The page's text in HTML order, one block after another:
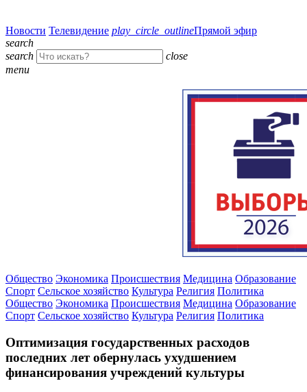
Новости Телевидение play_circle_outlineПрямой эфир
search
search
close
menu
Общество Экономика Происшествия Медицина Образование
Спорт Сельское хозяйство Культура Религия Политика
Общество Экономика Происшествия Медицина Образование
Спорт Сельское хозяйство Культура Религия Политика
Оптимизация государственных расходов
последних лет обернулась ухудшением
финансирования учреждений культуры